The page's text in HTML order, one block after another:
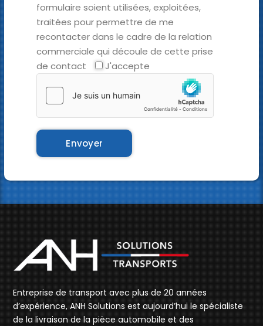
formulaire soient utilisées, exploitées,
traitées pour permettre de me
recontacter dans le cadre de la relation
commerciale qui découle de cette prise
de contact
J'accepte
Entreprise de transport avec plus de 20 années
d’expérience, ANH Solutions est aujourd’hui le spécialiste
de la livraison de la pièce automobile et des